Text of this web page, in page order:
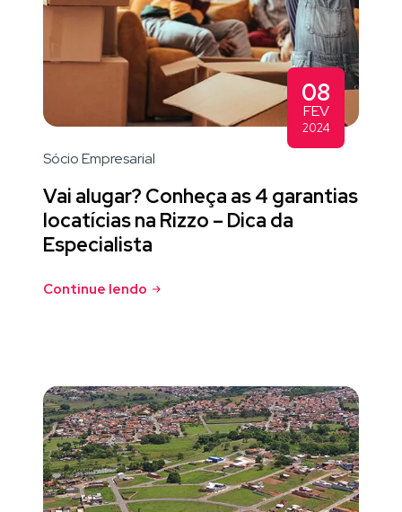
08
FEV
2024
Sócio Empresarial
Vai alugar? Conheça as 4 garantias
locatícias na Rizzo – Dica da
Especialista
Continue lendo